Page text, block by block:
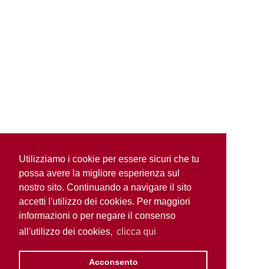
Utilizziamo i cookie per essere sicuri che tu
possa avere la migliore esperienza sul
nostro sito. Continuando a navigare il sito
accetti l'utilizzo dei cookies. Per maggiori
informazioni o per negare il consenso
all'utilizzo dei cookies, clicca qui
Acconsento